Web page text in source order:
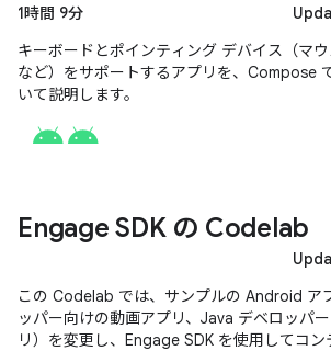
1時間 9分
キーボードとポインティング デバイス（マ
など）をサポートするアプリを、Compose
いて説明します。
Engage SDK の Codelab
この Codelab では、サンプルの Android ア
ッパー向けの動画アプリ、Java デベロッパ
リ）を変更し、Engage SDK を使用してコ